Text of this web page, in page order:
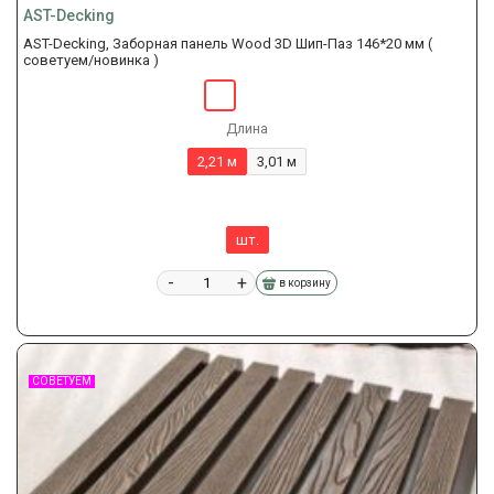
AST-Decking
AST-Decking, Заборная панель Wood 3D Шип-Паз 146*20 мм (
советуем/новинка )
Длина
2,21 м
3,01 м
шт.
- + в корзину
СОВЕТУЕМ